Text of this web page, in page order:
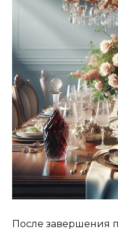
После завершения